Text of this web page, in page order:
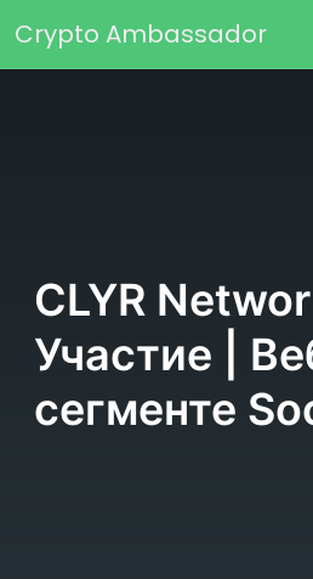
Основная
Crypto Ambassador
CLYR
Участие |
сегменте